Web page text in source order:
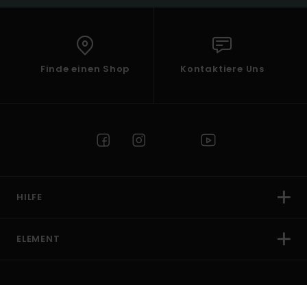
Finde einen Shop Kontaktiere Uns
HILFE
ELEMENT